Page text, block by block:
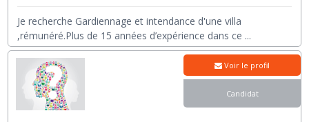
Je recherche Gardiennage et intendance d'une villa
,rémunéré.Plus de 15 années d’expérience dans ce ...
Voir le profil
Candidat